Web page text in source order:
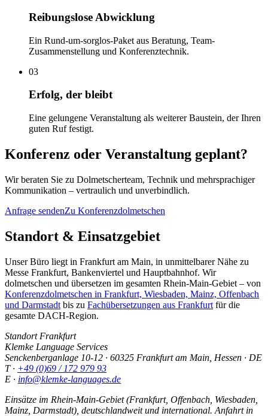
Reibungslose Abwicklung
Ein Rund-um-sorglos-Paket aus Beratung, Team-
Zusammenstellung und Konferenztechnik.
03
Erfolg, der bleibt
Eine gelungene Veranstaltung als weiterer Baustein, der Ihren
guten Ruf festigt.
Konferenz oder Veranstaltung geplant?
Wir beraten Sie zu Dolmetscherteam, Technik und mehrsprachiger
Kommunikation – vertraulich und unverbindlich.
Anfrage sendenZu Konferenzdolmetschen
Standort & Einsatzgebiet
Unser Büro liegt in Frankfurt am Main, in unmittelbarer Nähe zu
Messe Frankfurt, Bankenviertel und Hauptbahnhof. Wir
dolmetschen und übersetzen im gesamten Rhein-Main-Gebiet – von
Konferenzdolmetschen in Frankfurt, Wiesbaden, Mainz, Offenbach
und Darmstadt bis zu Fachübersetzungen aus Frankfurt für die
gesamte DACH-Region.
Standort Frankfurt
Klemke Language Services
Senckenberganlage 10-12 · 60325 Frankfurt am Main Hessen · DE
T · +49 (0)69 / 172 979 93
E · info@klemke-languages.de
Einsätze im Rhein-Main-Gebiet (Frankfurt, Offenbach, Wiesbaden,
Mainz, Darmstadt), deutschlandweit und international. Anfahrt in